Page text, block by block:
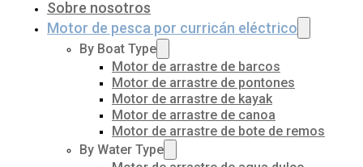
Sobre nosotros
Motor de pesca por curricán eléctrico
By Boat Type
Motor de arrastre de barcos
Motor de arrastre de pontones
Motor de arrastre de kayak
Motor de arrastre de canoa
Motor de arrastre de bote de remos
By Water Type